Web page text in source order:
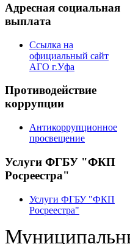
Адресная социальная
выплата
Ссылка на
официальный сайт
АГО г.Уфа
Противодействие
коррупции
Антикоррупционное
просвещение
Услуги ФГБУ "ФКП
Росреестра"
Услуги ФГБУ "ФКП
Росреестра"